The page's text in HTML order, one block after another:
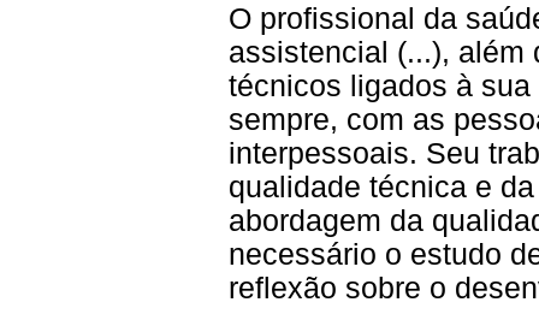
O profissional da
assistencial (...), além
técnicos ligados à
sempre, com as
interpessoais. Seu
qualidade técnica e
abordagem da
necessário o estudo
reflexão sobre o